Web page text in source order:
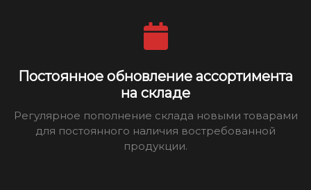
Постоянное обновление ассортимента
на складе
Регулярное пополнение склада новыми товарами
для постоянного наличия востребованной
продукции.